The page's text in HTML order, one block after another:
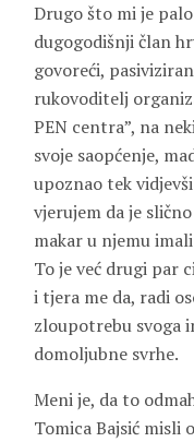
Drugo što mi je
dugogodišnji član
govoreći,
rukovoditelj
PEN centra”, na
svoje saopćenje,
upoznao tek
vjerujem da je
makar u njemu
To je već drugi par
i tjera me da, radi
zloupotrebu svoga
domoljubne svrhe.
Meni je, da to
Tomica Bajsić misli